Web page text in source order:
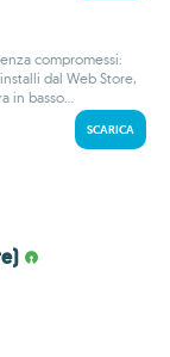
compromessi:
dal Web Store,
in basso...
SCARICA